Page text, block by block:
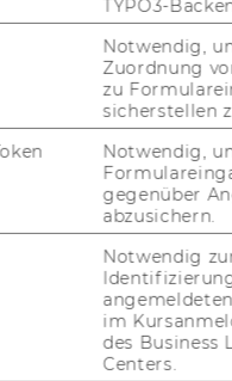
TYPO3-
Notwendig,
Zuordnung
zu
sicherstellen
Notwendig,
gegenüber
abzusichern.
Notwendig
im
des Business
Centers.